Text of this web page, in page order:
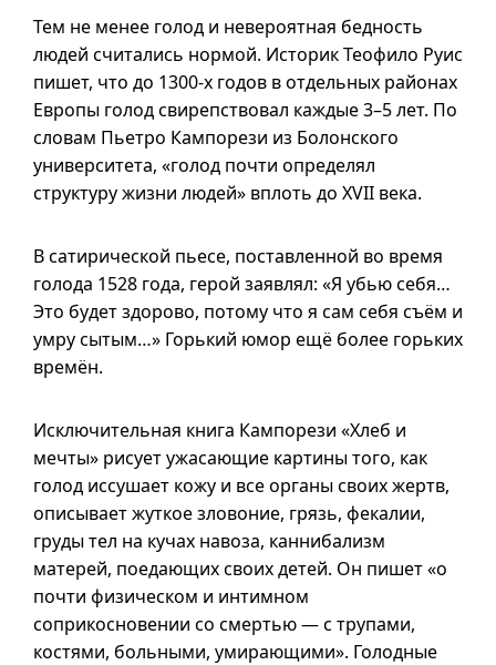
Тем не менее голод и невероятная бедность
людей считались нормой. Историк Теофило Руис
пишет, что до 1300-х годов в отдельных районах
Европы голод свирепствовал каждые3–5лет. По
словам Пьетро Кампорези из Болонского
университета, «голод почти определял
структуру жизни людей» вплоть до XVII века.
В сатирической пьесе, поставленной во время
голода 1528 года, герой заявлял: «Я убью себя…
Это будет здорово, потому что я сам себя съём и
умру сытым…» Горький юмор ещё более горьких
времён.
Исключительная книга Кампорези «Хлеб и
мечты» рисует ужасающие картины того, как
голод иссушает кожу и все органы своих жертв,
описывает жуткое зловоние, грязь, фекалии,
груды тел на кучах навоза, каннибализм
матерей, поедающих своих детей. Он пишет «о
почти физическом и интимном
соприкосновении со смертью — с трупами,
костями, больными, умирающими». Голодные